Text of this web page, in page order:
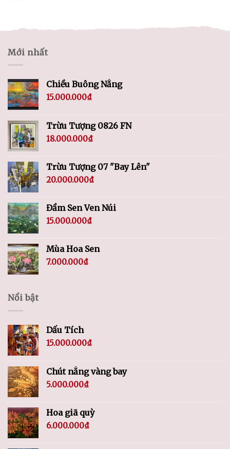
Mới nhất
Chiều Buông Nắng
15.000.000₫
Trừu Tượng 0826 FN
18.000.000₫
Trừu Tượng 07 "Bay Lên"
20.000.000₫
Đầm Sen Ven Núi
15.000.000₫
Mùa Hoa Sen
7.000.000₫
Nổi bật
Dấu Tích
15.000.000₫
Chút nắng vàng bay
5.000.000₫
Hoa giã quỳ
6.000.000₫